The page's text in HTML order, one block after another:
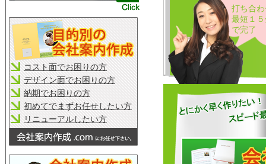
打ち合
最短１
で完了
コスト面でお困りの方
デザイン面でお困りの方
納期でお困りの方
初めてでまずお任せしたい方
リニューアルしたい方